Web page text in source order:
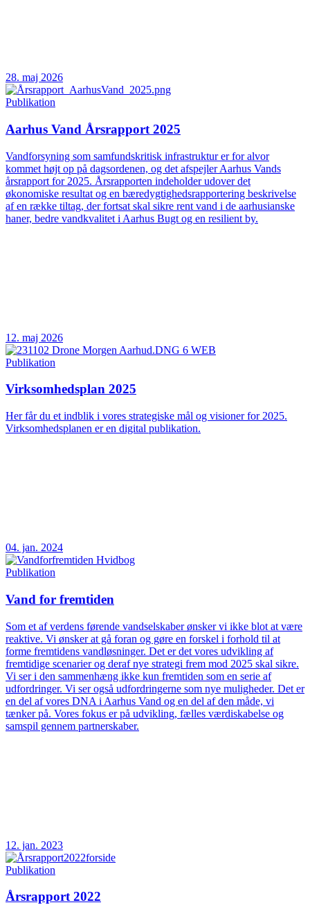
28. maj 2026
Publikation
Aarhus Vand Årsrapport 2025
Vandforsyning som samfundskritisk infrastruktur er for alvor
kommet højt op på dagsordenen, og det afspejler Aarhus Vands
årsrapport for 2025. Årsrapporten indeholder udover det
økonomiske resultat og en bæredygtighedsrapportering beskrivelse
af en række tiltag, der fortsat skal sikre rent vand i de aarhusianske
haner, bedre vandkvalitet i Aarhus Bugt og en resilient by.
12. maj 2026
Publikation
Virksomhedsplan 2025
Her får du et indblik i vores strategiske mål og visioner for 2025.
Virksomhedsplanen er en digital publikation.
04. jan. 2024
Publikation
Vand for fremtiden
Som et af verdens førende vandselskaber ønsker vi ikke blot at være
reaktive. Vi ønsker at gå foran og gøre en forskel i forhold til at
forme fremtidens vandløsninger. Det er det vores udvikling af
fremtidige scenarier og deraf nye strategi frem mod 2025 skal sikre.
Vi ser i den sammenhæng ikke kun fremtiden som en serie af
udfordringer. Vi ser også udfordringerne som nye muligheder. Det er
en del af vores DNA i Aarhus Vand og en del af den måde, vi
tænker på. Vores fokus er på udvikling, fælles værdiskabelse og
samspil gennem partnerskaber.
12. jan. 2023
Publikation
Årsrapport 2022